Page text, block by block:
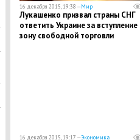
16 декабря 2015, 19:38 —Мир
Лукашенко призвал страны СНГ
ответить Украине за вступление
зону свободной торговли
16 декабря 2015, 19:17 —Экономика